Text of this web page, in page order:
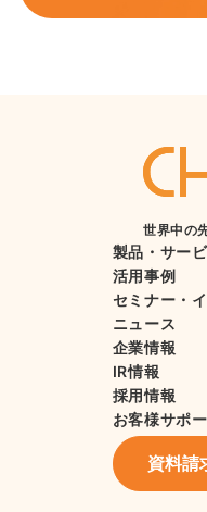
世界中の
製品・サー
活用事例
セミナー・
ニュース
企業情報
IR情報
採用情報
お客様サポ
資料請